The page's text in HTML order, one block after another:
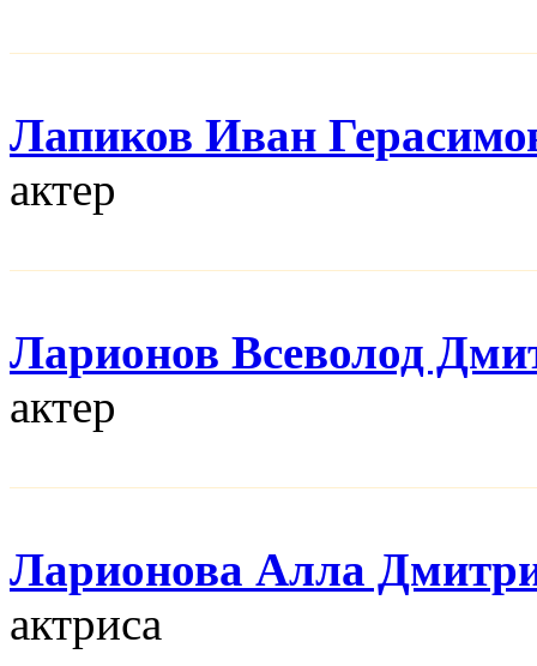
Лапиков Иван
актер
Ларионов Всеволод
актер
Ларионова Алла
актриса